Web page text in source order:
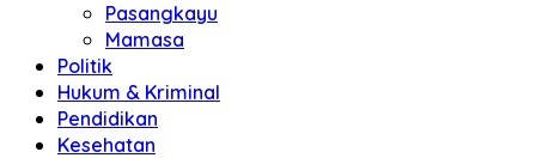
Pasangkayu
Mamasa
Politik
Hukum & Kriminal
Pendidikan
Kesehatan